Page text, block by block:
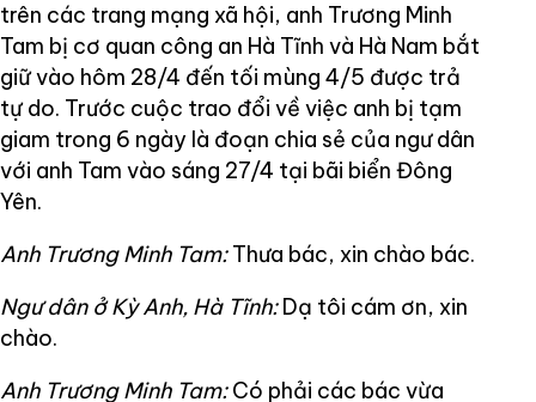
trên các trang mạng xã hội, anh Trương Minh
Tam bị cơ quan công an Hà Tĩnh và Hà Nam bắt
giữ vào hôm 28/4 đến tối mùng 4/5 được trả
tự do. Trước cuộc trao đổi về việc anh bị tạm
giam trong 6 ngày là đoạn chia sẻ của ngư dân
với anh Tam vào sáng 27/4 tại bãi biển Đông
Yên.
Anh Trương Minh Tam:Thưa bác, xin chào bác.
Ngư dân ở Kỳ Anh, Hà Tĩnh:Dạ tôi cám ơn, xin
chào.
Anh Trương Minh Tam:Có phải các bác vừa